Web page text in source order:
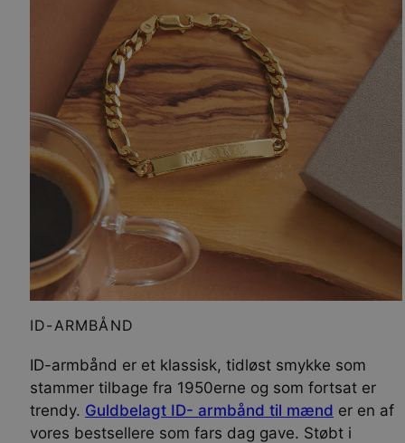
ID-ARMBÅND
ID-armbånd er et klassisk, tidløst smykke som
stammer tilbage fra 1950erne og som fortsat er
trendy. Guldbelagt ID- armbånd til mænd er en af
vores bestsellere som fars dag gave. Støbt i